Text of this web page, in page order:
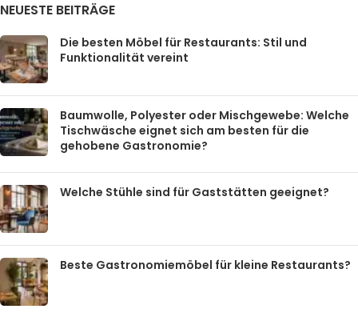
NEUESTE BEITRÄGE
Die besten Möbel für Restaurants: Stil und
Funktionalität vereint
Baumwolle, Polyester oder Mischgewebe: Welche
Tischwäsche eignet sich am besten für die
gehobene Gastronomie?
Welche Stühle sind für Gaststätten geeignet?
Beste Gastronomiemöbel für kleine Restaurants?